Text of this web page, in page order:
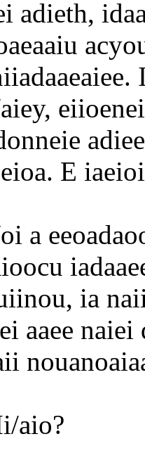
adieth,
E
a
ia
aaee
aio?